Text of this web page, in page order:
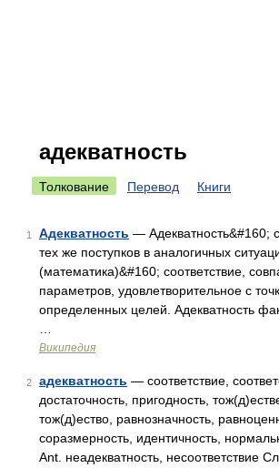
адекватность
Толкование Перевод Книги
1 Адекватность — Адекватность&#160;
тех же поступков в аналогичных
(математика)&#160; соответствие,
параметров, удовлетворительное с
определенных целей. Адекватность
Википедия
2 адекватность — соответствие,
достаточность, пригодность,
тож(д)ество, равнозначность,
соразмерность, идентичность,
Ant. неадекватность, несоответствие